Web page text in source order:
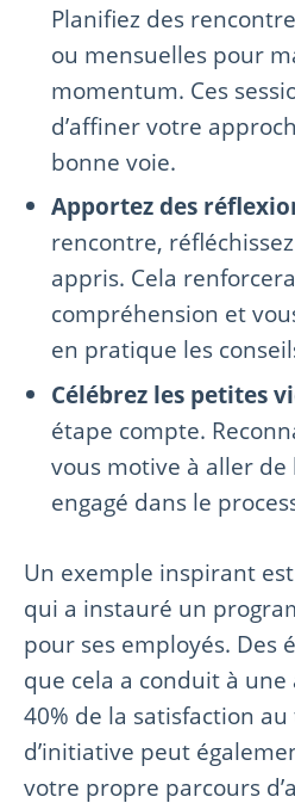
Planifiez des
ou mensuelles pour
momentum. Ces
d’affiner votre
bonne voie.
Apportez des
rencontre,
appris. Cela
compréhension et
en pratique les
Célébrez les petites
étape compte.
vous motive à aller de
engagé dans le
Un exemple inspirant
qui a instauré un
pour ses employés. Des
que cela a conduit à
40% de la satisfaction
d’initiative peut
votre propre parcours